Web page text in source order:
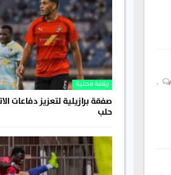
رياضة محلية
صفقة برازيلية لتعزيز دفاعات
حلب